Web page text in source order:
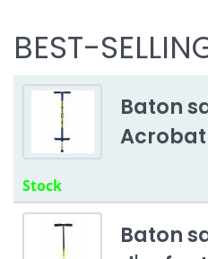
assez intéressants.
Vidéo avec les
baton sauteur
Pour apaiser les parents :
sauts plus haut qu'un
performés avec les batons
BEST-
Baton
Acrobat
Stock
Baton